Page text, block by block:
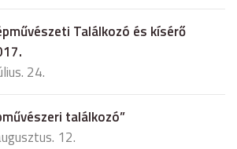
Találkozó és kísérő
24.
találkozó”
12.